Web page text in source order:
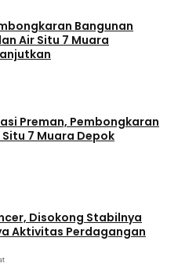
Bangunan
Air Situ 7 Muara
Preman, Pembongkaran
7 Muara Depok
Disokong Stabilnya
Aktivitas Perdagangan